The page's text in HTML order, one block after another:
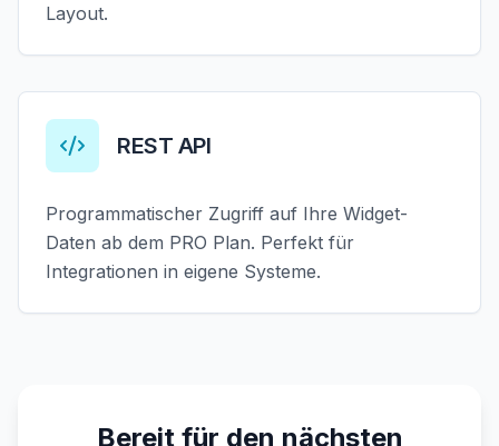
Layout.
REST API
Programmatischer Zugriff auf Ihre Widget-
Daten ab dem PRO Plan. Perfekt für
Integrationen in eigene Systeme.
Bereit für den nächsten